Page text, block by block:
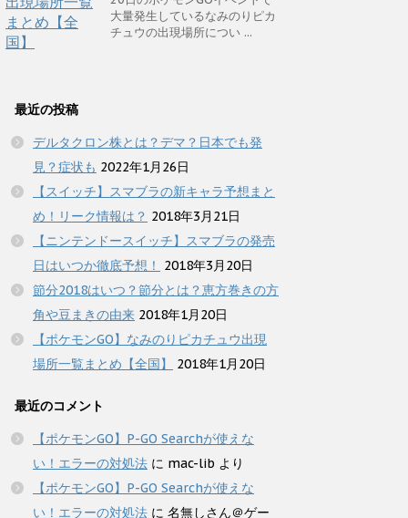
大量発生しているなみのりピカ
チュウの出現場所につい ...
最近の投稿
デルタクロン株とは？デマ？日本でも発
見？症状も 2022年1月26日
【スイッチ】スマブラの新キャラ予想まと
め！リーク情報は？ 2018年3月21日
【ニンテンドースイッチ】スマブラの発売
日はいつか徹底予想！
2018年3月20日
節分2018はいつ？節分とは？恵方巻きの方
角や豆まきの由来 2018年1月20日
【ポケモンGO】なみのりピカチュウ出現
場所一覧まとめ【全国】
2018年1月20日
最近のコメント
【ポケモンGO】P-GO Searchが使えな
い！エラーの対処法 に mac-lib より
【ポケモンGO】P-GO Searchが使えな
い！エラーの対処法 に 名無しさん＠ゲー